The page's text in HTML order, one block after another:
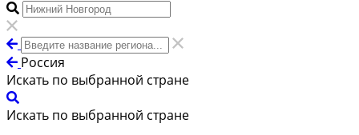
Россия
Искать по выбранной стране
Искать по выбранной стране